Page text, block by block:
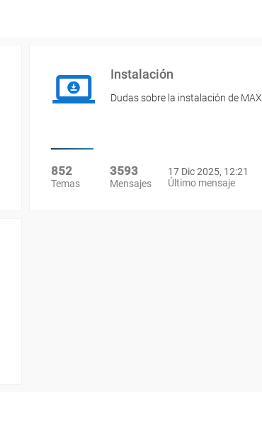
Instalación
Dudas sobre la instalación de MAX.
852
Temas
3593
Mensajes
17 Dic 2025, 12:21
Último mensaje